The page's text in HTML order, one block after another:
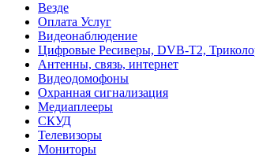
Везде
Оплата Услуг
Видеонаблюдение
Цифровые Ресиверы, DVB-T2,
Антенны, связь, интернет
Видеодомофоны
Охранная сигнализация
Медиаплееры
СКУД
Телевизоры
Мониторы